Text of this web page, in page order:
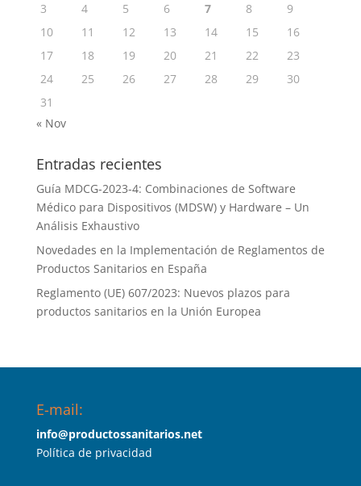
3
4 5 6 7 8
9
10
11 12 13 14 15
16
17
18 19 20 21 22
23
24
25 26 27 28 29
30
31
« Nov
Entradas recientes
Guía MDCG-2023-4: Combinaciones de Software
Médico para Dispositivos (MDSW) y Hardware – Un
Análisis Exhaustivo
Novedades en la Implementación de Reglamentos de
Productos Sanitarios en España
Reglamento (UE) 607/2023: Nuevos plazos para
productos sanitarios en la Unión Europea
E-mail:
info@productossanitarios.net
Política de privacidad